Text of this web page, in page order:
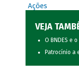
Ações
VEJA
O BNDES e
Patrocínio a